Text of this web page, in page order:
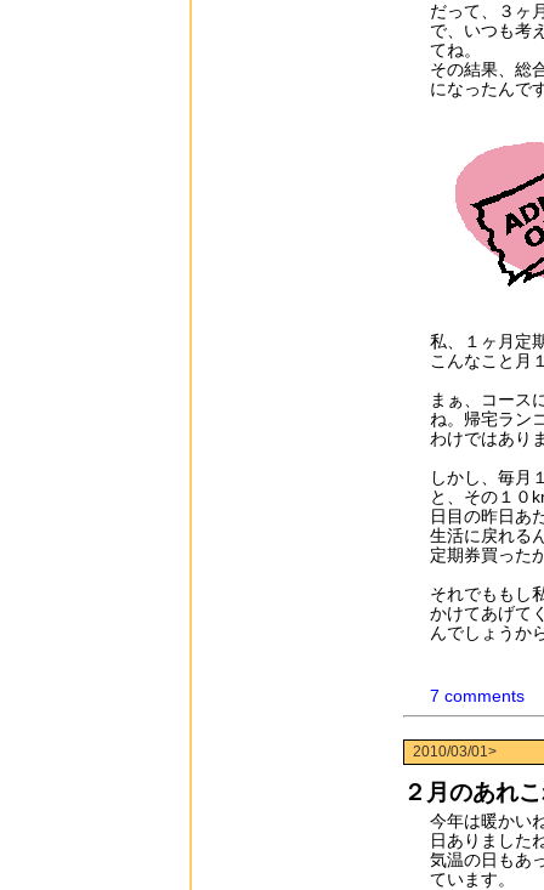
だって、３ヶ
で、いつも考
てね。
その結果、総
になったんで
私、１ヶ月定
こんなこと月
まぁ、コース
ね。帰宅ラン
わけではあり
しかし、毎月
と、その１０
日目の昨日あ
生活に戻れる
定期券買った
それでももし
かけてあげて
んでしょうか
7 comments
2010/03/01>
２月のあれ
今年は暖かい
日ありました
気温の日もあ
ています。